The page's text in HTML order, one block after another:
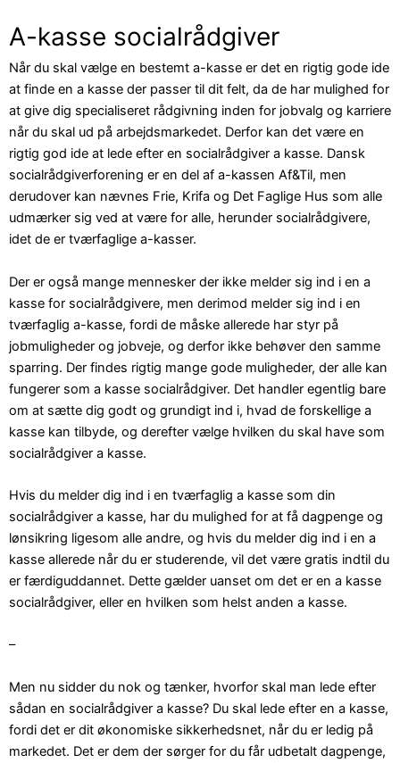
A-kasse socialrådgiver
Når du skal vælge en bestemt a-kasse er det en rigtig gode ide
at finde en a kasse der passer til dit felt, da de har mulighed for
at give dig specialiseret rådgivning inden for jobvalg og karriere
når du skal ud på arbejdsmarkedet. Derfor kan det være en
rigtig god ide at lede efter en socialrådgiver a kasse. Dansk
socialrådgiverforening er en del af a-kassen Af&Til, men
derudover kan nævnes Frie, Krifa og Det Faglige Hus som alle
udmærker sig ved at være for alle, herunder socialrådgivere,
idet de er tværfaglige a-kasser.
Der er også mange mennesker der ikke melder sig ind i en a
kasse for socialrådgivere, men derimod melder sig ind i en
tværfaglig a-kasse, fordi de måske allerede har styr på
jobmuligheder og jobveje, og derfor ikke behøver den samme
sparring. Der findes rigtig mange gode muligheder, der alle kan
fungerer som a kasse socialrådgiver. Det handler egentlig bare
om at sætte dig godt og grundigt ind i, hvad de forskellige a
kasse kan tilbyde, og derefter vælge hvilken du skal have som
socialrådgiver a kasse.
Hvis du melder dig ind i en tværfaglig a kasse som din
socialrådgiver a kasse, har du mulighed for at få dagpenge og
lønsikring ligesom alle andre, og hvis du melder dig ind i en a
kasse allerede når du er studerende, vil det være gratis indtil du
er færdiguddannet. Dette gælder uanset om det er en a kasse
socialrådgiver, eller en hvilken som helst anden a kasse.
–
Men nu sidder du nok og tænker, hvorfor skal man lede efter
sådan en socialrådgiver a kasse? Du skal lede efter en a kasse,
fordi det er dit økonomiske sikkerhedsnet, når du er ledig på
markedet. Det er dem der sørger for du får udbetalt dagpenge,